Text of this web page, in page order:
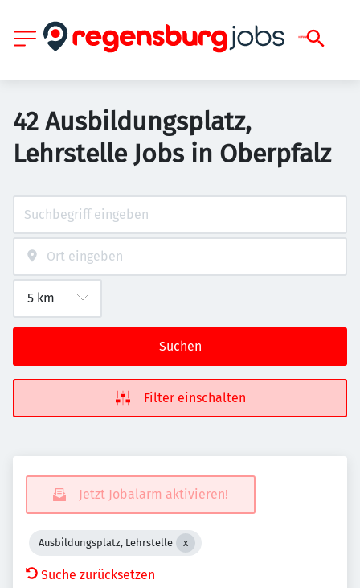
42 Ausbildungsplatz,
Lehrstelle Jobs in Oberpfalz
Suchen
Filter einschalten
Jetzt Jobalarm aktivieren!
Ausbildungsplatz, Lehrstelle
Suche zurücksetzen